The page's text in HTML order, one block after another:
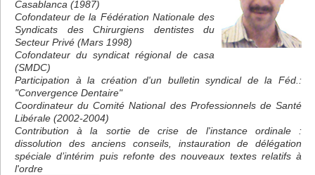
Casablanca (1987)
Cofondateur de la Fédération Nationale des
Syndicats des Chirurgiens dentistes du
Secteur Privé (Mars 1998)
Cofondateur du syndicat régional de casa
(SMDC)
Participation à la création d'un bulletin syndical de la Féd.:
"Convergence Dentaire"
Coordinateur du Comité National des Professionnels de Santé
Libérale (2002-2004)
Contribution à la sortie de crise de l'instance ordinale :
dissolution des anciens conseils, instauration de délégation
spéciale d’intérim puis refonte des nouveaux textes relatifs à
l'ordre